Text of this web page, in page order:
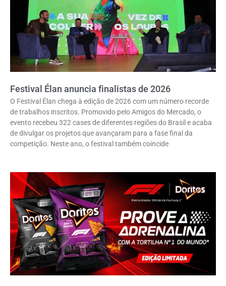
Festival Élan anuncia finalistas de 2026
O Festival Élan chega à edição de 2026 com um número recorde
de trabalhos inscritos. Promovido pelo Amigos do Mercado, o
evento recebeu 322 cases de diferentes regiões do Brasil e acaba
de divulgar os projetos que avançaram para a fase final da
competição. Neste ano, o festival também coincide